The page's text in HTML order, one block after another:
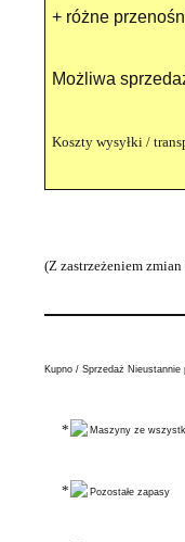
+ różne
Możliwa
Koszty wysyłki /
(Z zastrzeżeniem
Kupno / Sprzedaż
Maszyny ze
Pozostałe zapasy